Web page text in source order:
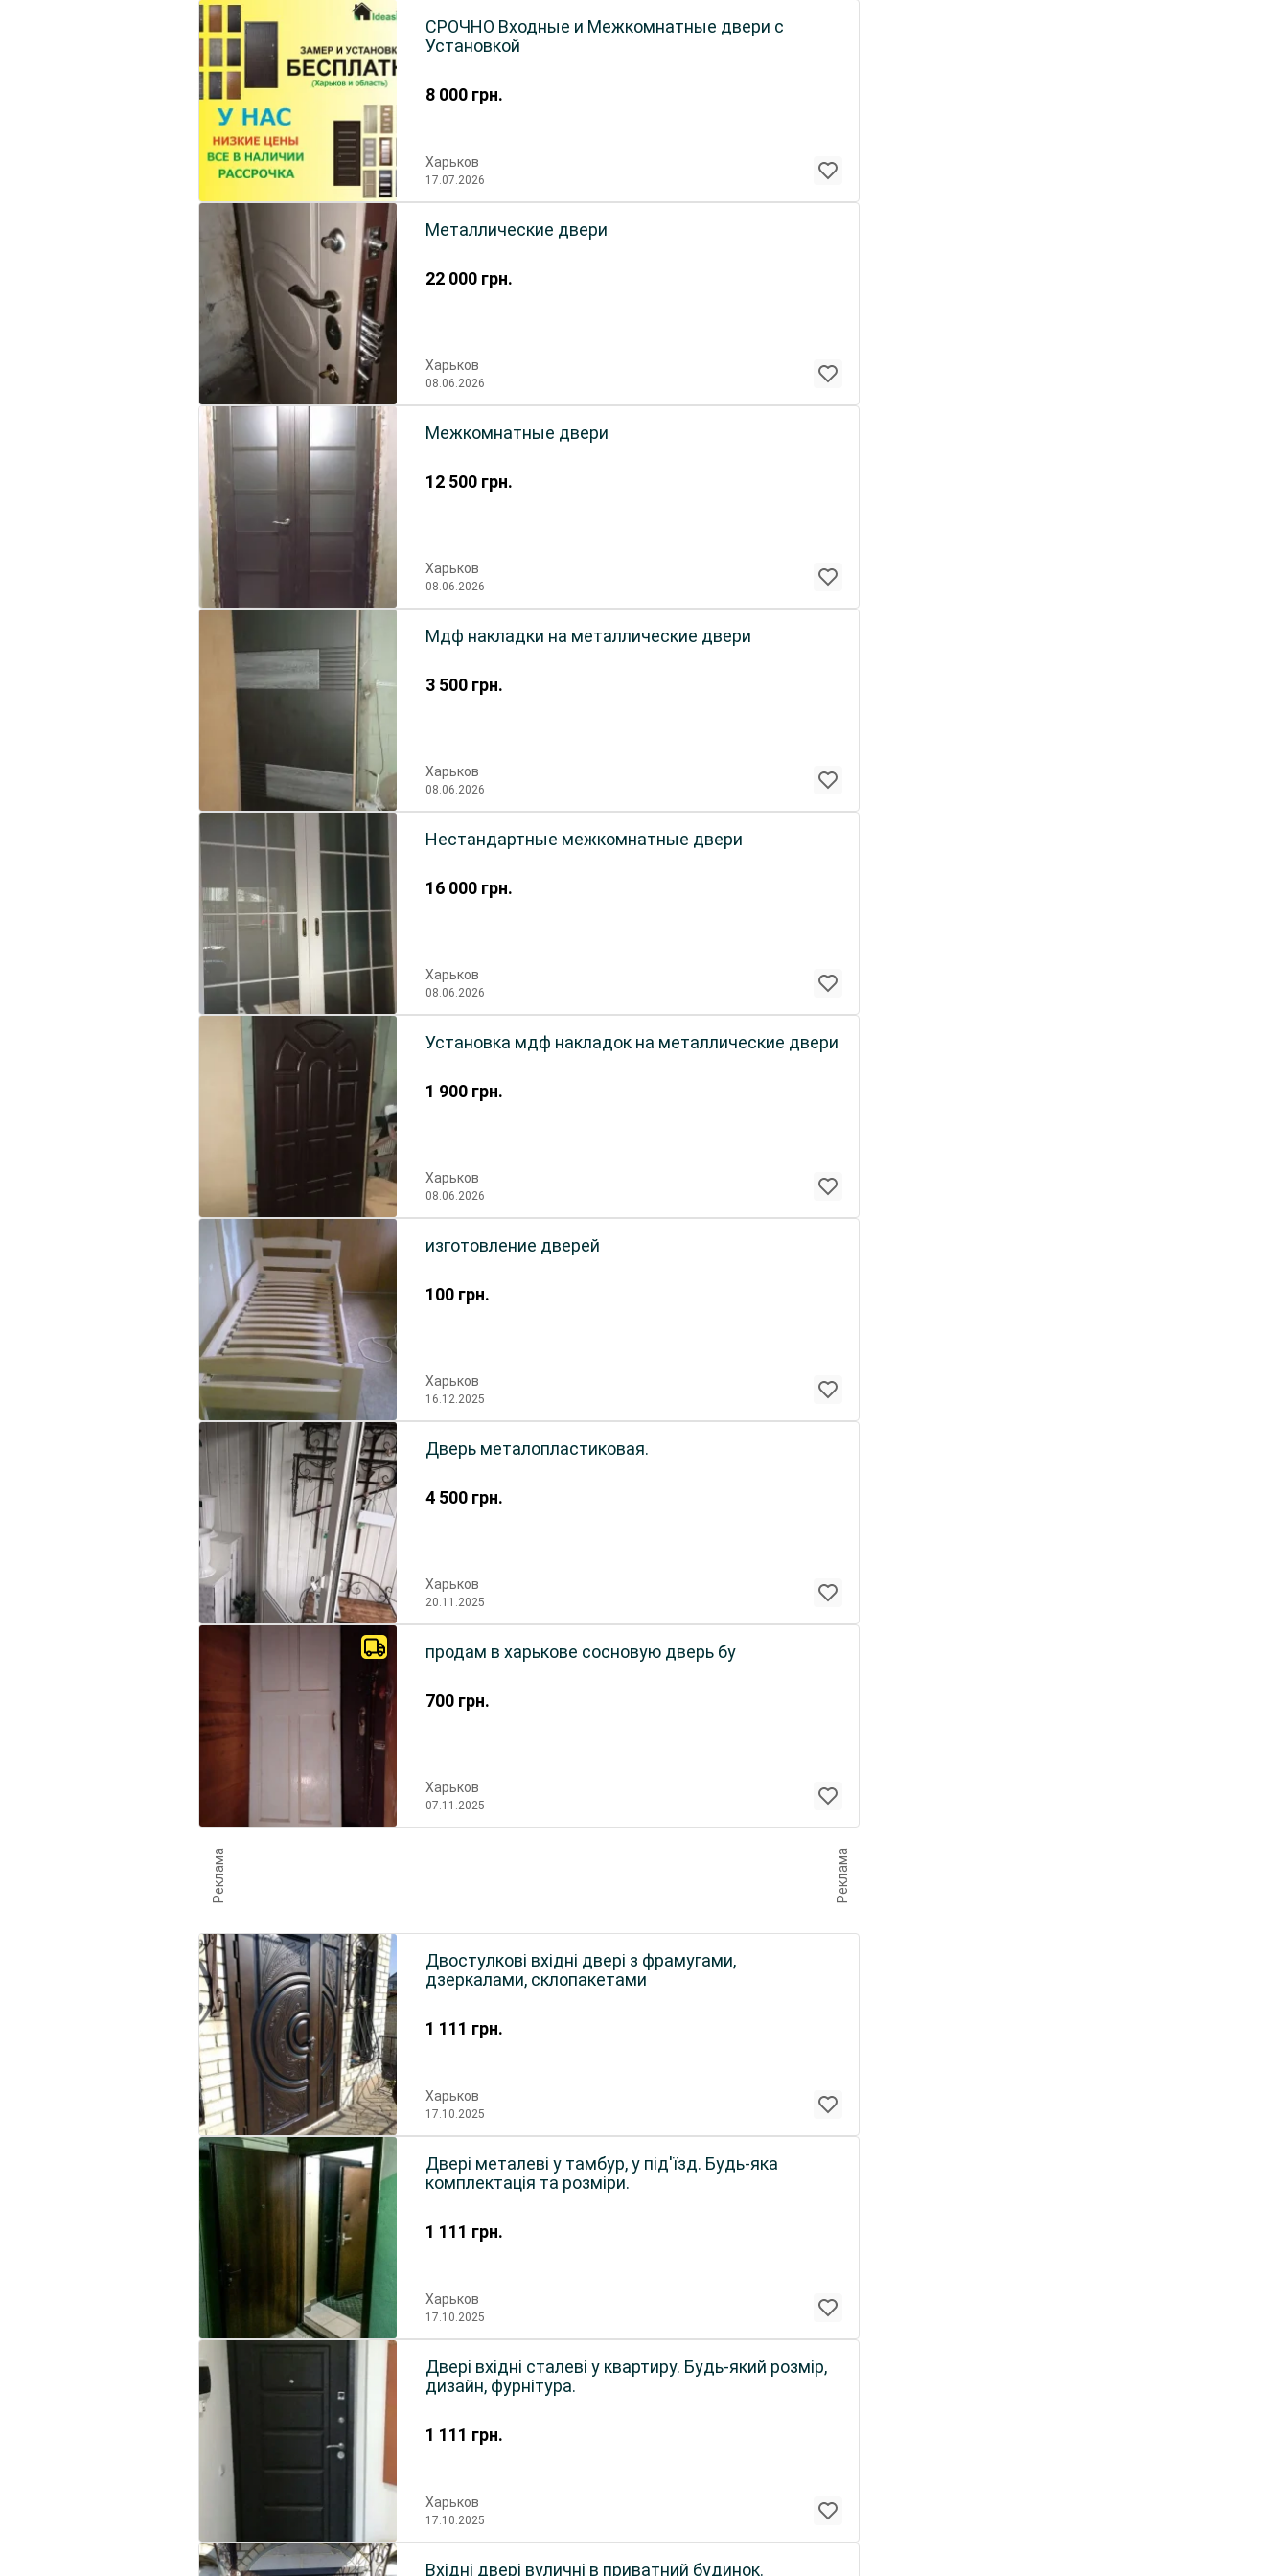
8 000 грн.
СРОЧНО Входные и Межкомнатные двери с
Установкой
Харьков
17.07.2026
22 000 грн.
Металлические двери
Харьков
08.06.2026
12 500 грн.
Межкомнатные двери
Харьков
08.06.2026
3 500 грн.
Мдф накладки на металлические двери
Харьков
08.06.2026
16 000 грн.
Нестандартные межкомнатные двери
Харьков
08.06.2026
1 900 грн.
Установка мдф накладок на металлические двери
Харьков
08.06.2026
100 грн.
изготовление дверей
Харьков
16.12.2025
4 500 грн.
Дверь металопластиковая.
Харьков
20.11.2025
700 грн.
продам в харькове сосновую дверь бу
Харьков
07.11.2025
Реклама Реклама
1 111 грн.
Двостулкові вхідні двері з фрамугами,
дзеркалами, склопакетами
Харьков
17.10.2025
1 111 грн.
Двері металеві у тамбур, у під'їзд. Будь-яка
комплектація та розміри.
Харьков
17.10.2025
1 111 грн.
Двері вхідні сталеві у квартиру. Будь-який розмір,
дизайн, фурнітура.
Харьков
17.10.2025
Вхідні двері вуличні в приватний будинок.